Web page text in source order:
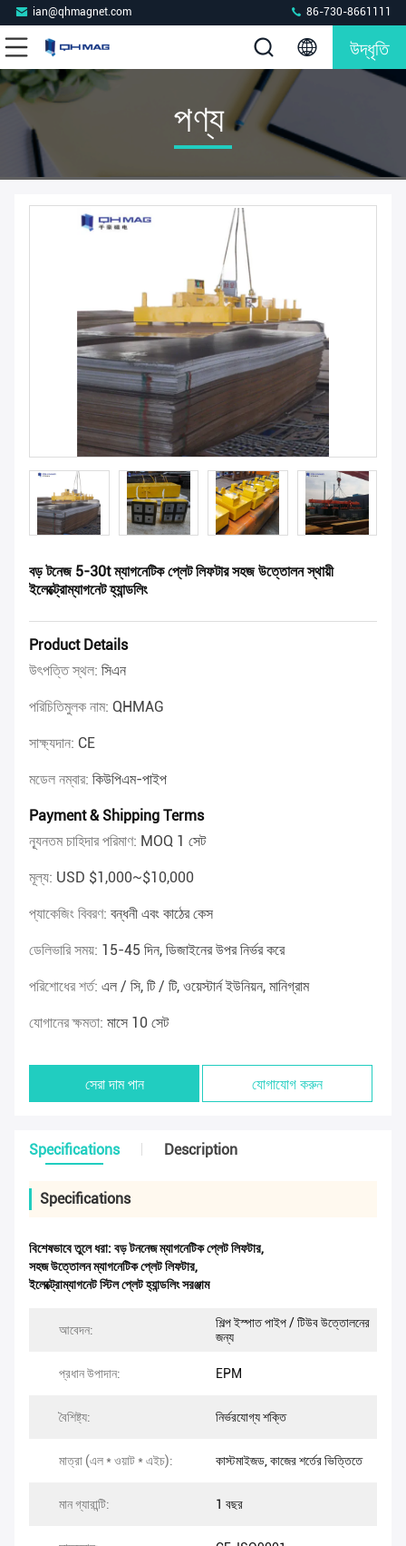
ian@qhmagnet.com 86-730-8661111
উদ্ধৃতি
পণ্য
বড় টনেজ 5-30t ম্যাগনেটিক প্লেট লিফটার সহজ উত্তোলন স্থায়ী
ইলেক্ট্রোম্যাগনেট হ্যান্ডলিং
Product Details
উৎপত্তি স্থল: সিএন
পরিচিতিমুলক নাম: QHMAG
সাক্ষ্যদান: CE
মডেল নম্বার: কিউপিএম-পাইপ
Payment & Shipping Terms
ন্যূনতম চাহিদার পরিমাণ: MOQ 1 সেট
মূল্য: USD $1,000~$10,000
প্যাকেজিং বিবরণ: বন্ধনী এবং কাঠের কেস
ডেলিভারি সময়: 15-45 দিন, ডিজাইনের উপর নির্ভর করে
পরিশোধের শর্ত: এল / সি, টি / টি, ওয়েস্টার্ন ইউনিয়ন, মানিগ্রাম
যোগানের ক্ষমতা: মাসে 10 সেট
সেরা দাম পান যোগাযোগ করুন
Specifications Description
Specifications
বিশেষভাবে তুলে ধরা: বড় টননেজ ম্যাগনেটিক প্লেট লিফটার,
সহজ উত্তোলন ম্যাগনেটিক প্লেট লিফটার,
ইলেক্ট্রোম্যাগনেট স্টিল প্লেট হ্যান্ডলিং সরঞ্জাম
আবেদন:
শিল্প ইস্পাত পাইপ / টিউব উত্তোলনের
জন্য
প্রধান উপাদান: EPM
বৈশিষ্ট্য: নির্ভরযোগ্য শক্তি
মাত্রা (এল * ওয়াট * এইচ): কাস্টমাইজড, কাজের শর্তের ভিত্তিতে
মান গ্যারান্টি: 1 বছর